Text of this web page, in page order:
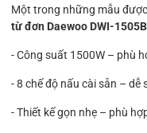
Một trong những mẫu
từ đơn Daewoo DWI-1505B
- Công suất 1500W – phù
- 8 chế độ nấu cài sẵn –
- Thiết kế gọn nhẹ – phù